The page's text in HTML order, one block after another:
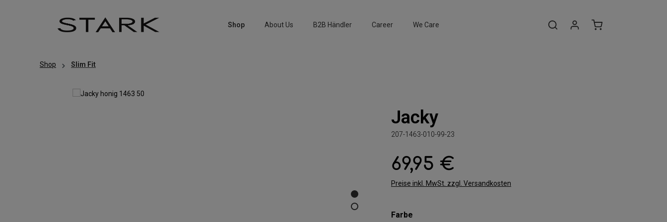
Shop
About Us B2B Händler Career We Care
Shop Slim Fit
Jacky
207-1463-010-99-23
Regulärer Preis:
69,95 €
Preise inkl. MwSt. zzgl. Versandkosten
Farbe